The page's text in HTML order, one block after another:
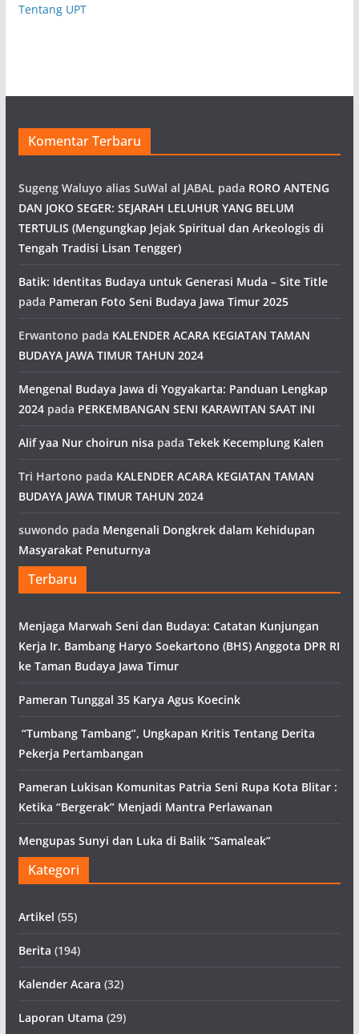
Tentang UPT
Komentar Terbaru
Sugeng Waluyo alias SuWal al JABAL pada RORO ANTENG
DAN JOKO SEGER: SEJARAH LELUHUR YANG BELUM
TERTULIS (Mengungkap Jejak Spiritual dan Arkeologis di
Tengah Tradisi Lisan Tengger)
Batik: Identitas Budaya untuk Generasi Muda – Site Title
pada Pameran Foto Seni Budaya Jawa Timur 2025
Erwantono pada KALENDER ACARA KEGIATAN TAMAN
BUDAYA JAWA TIMUR TAHUN 2024
Mengenal Budaya Jawa di Yogyakarta: Panduan Lengkap
2024pada PERKEMBANGAN SENI KARAWITAN SAAT INI
Alif yaa Nur choirun nisa pada Tekek Kecemplung Kalen
Tri Hartono pada KALENDER ACARA KEGIATAN TAMAN
BUDAYA JAWA TIMUR TAHUN 2024
suwondo pada Mengenali Dongkrek dalam Kehidupan
Masyarakat Penuturnya
Terbaru
Menjaga Marwah Seni dan Budaya: Catatan Kunjungan
Kerja Ir. Bambang Haryo Soekartono (BHS) Anggota DPR RI
ke Taman Budaya Jawa Timur
Pameran Tunggal 35 Karya Agus Koecink
“Tumbang Tambang”, Ungkapan Kritis Tentang Derita
Pekerja Pertambangan
Pameran Lukisan Komunitas Patria Seni Rupa Kota Blitar :
Ketika “Bergerak” Menjadi Mantra Perlawanan
Mengupas Sunyi dan Luka di Balik “Samaleak”
Kategori
Artikel (55)
Berita (194)
Kalender Acara (32)
Laporan Utama (29)